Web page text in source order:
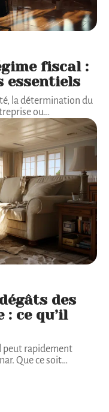
fiscal :
essentiels
la détermination du
ou…
des
: ce qu’il
peut rapidement
Que ce soit…